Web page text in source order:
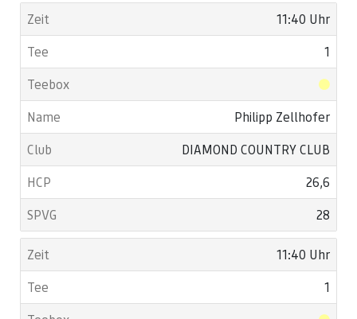
11:40 Uhr
1
Philipp Zellhofer
DIAMOND COUNTRY CLUB
26,6
28
11:40 Uhr
1